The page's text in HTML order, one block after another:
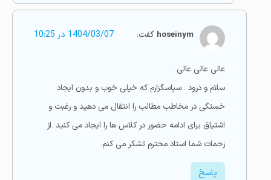
hoseinym گفت: 1404/03/07 در 10:25
عالی عالی عالی .
سلام و درود . سپاسگزارم که خیلی خوب و بدون ایجاد
خستگی در مخاطب مطالب را انتقال می دهید و رغبت و
اشتیاق برای ادامه حضور در کلاس ها را ایجاد می کنید .از
زحمات شما استاد محترم تشکر می کنم.
پاسخ